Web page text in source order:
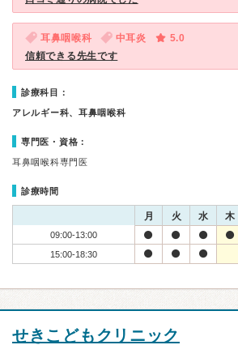
耳鼻咽喉科 中耳炎
5.0
信頼できる先生です
診療科目：
アレルギー科、耳鼻咽喉科
専門医・資格：
耳鼻咽喉科専門医
診療時間
月 火 水 木
09:00-13:00
15:00-18:30
せきこどもクリニック